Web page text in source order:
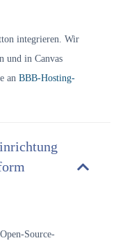
integrieren. Wir
und in Canvas
an BBB-Hosting-
Source-